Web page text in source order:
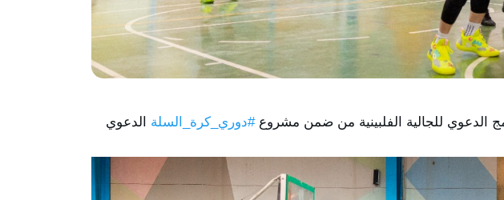
#دوري_كرة_السلة الدعوي